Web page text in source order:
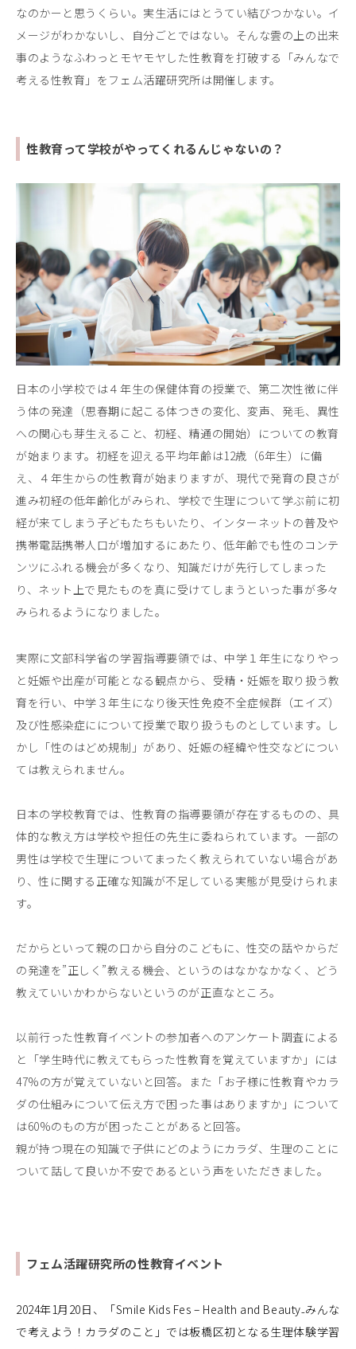
なのかーと思うくらい。実生活にはとうてい結びつかない。イ
メージがわかないし、自分ごとではない。そんな雲の上の出来
事のようなふわっとモヤモヤした性教育を打破する「みんなで
考える性教育」をフェム活躍研究所は開催します。
性教育って学校がやってくれるんじゃないの？
日本の小学校では４年生の保健体育の授業で、第二次性徴に伴
う体の発達（思春期に起こる体つきの変化、変声、発毛、異性
への関心も芽生えること、初経、精通の開始）についての教育
が始まります。初経を迎える平均年齢は12歳（6年生）に備
え、４年生からの性教育が始まりますが、現代で発育の良さが
進み初経の低年齢化がみられ、学校で生理について学ぶ前に初
経が来てしまう子どもたちもいたり、インターネットの普及や
携帯電話携帯人口が増加するにあたり、低年齢でも性のコンテ
ンツにふれる機会が多くなり、知識だけが先行してしまった
り、ネット上で見たものを真に受けてしまうといった事が多々
みられるようになりました。
実際に文部科学省の学習指導要領では、中学１年生になりやっ
と妊娠や出産が可能となる観点から、受精・妊娠を取り扱う教
育を行い、中学３年生になり後天性免疫不全症候群（エイズ）
及び性感染症にについて授業で取り扱うものとしています。し
かし「性のはどめ規制」があり、妊娠の経緯や性交などについ
ては教えられません。
日本の学校教育では、性教育の指導要領が存在するものの、具
体的な教え方は学校や担任の先生に委ねられています。一部の
男性は学校で生理についてまったく教えられていない場合があ
り、性に関する正確な知識が不足している実態が見受けられま
す。
だからといって親の口から自分のこどもに、性交の話やからだ
の発達を”正しく”教える機会、というのはなかなかなく、どう
教えていいかわからないというのが正直なところ。
以前行った性教育イベントの参加者へのアンケート調査による
と「学生時代に教えてもらった性教育を覚えていますか」には
47%の方が覚えていないと回答。また「お子様に性教育やカラ
ダの仕組みについて伝え方で困った事はありますか」について
は60%のもの方が困ったことがあると回答。
親が持つ現在の知識で子供にどのようにカラダ、生理のことに
ついて話して良いか不安であるという声をいただきました。
フェム活躍研究所の性教育イベント
2024年1月20日、「Smile Kids Fes – Health and Beauty₋みんな
で考えよう！カラダのこと」では板橋区初となる生理体験学習